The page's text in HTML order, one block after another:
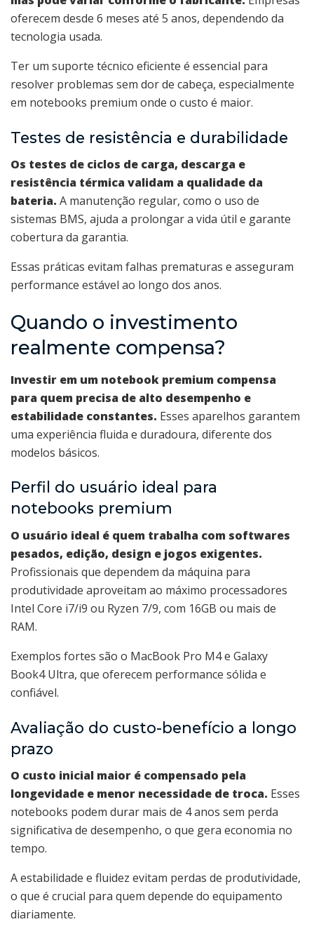
oferecem desde 6 meses até 5 anos, dependendo da
tecnologia usada.
Ter um suporte técnico eficiente é essencial para
resolver problemas sem dor de cabeça, especialmente
em notebooks premium onde o custo é maior.
Testes de resistência e durabilidade
Os testes de ciclos de carga, descarga e
resistência térmica validam a qualidade da
bateria. A manutenção regular, como o uso de
sistemas BMS, ajuda a prolongar a vida útil e garante
cobertura da garantia.
Essas práticas evitam falhas prematuras e asseguram
performance estável ao longo dos anos.
Quando o investimento
realmente compensa?
Investir em um notebook premium compensa
para quem precisa de alto desempenho e
estabilidade constantes. Esses aparelhos garantem
uma experiência fluida e duradoura, diferente dos
modelos básicos.
Perfil do usuário ideal para
notebooks premium
O usuário ideal é quem trabalha com softwares
pesados, edição, design e jogos exigentes.
Profissionais que dependem da máquina para
produtividade aproveitam ao máximo processadores
Intel Core i7/i9 ou Ryzen 7/9, com 16GB ou mais de
RAM.
Exemplos fortes são o MacBook Pro M4 e Galaxy
Book4 Ultra, que oferecem performance sólida e
confiável.
Avaliação do custo-benefício a longo
prazo
O custo inicial maior é compensado pela
longevidade e menor necessidade de troca. Esses
notebooks podem durar mais de 4 anos sem perda
significativa de desempenho, o que gera economia no
tempo.
A estabilidade e fluidez evitam perdas de produtividade,
o que é crucial para quem depende do equipamento
diariamente.